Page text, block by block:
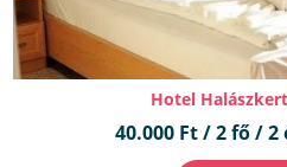
Hotel
40.000 Ft / 2 fő / 2